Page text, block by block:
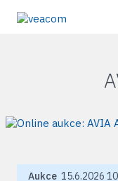
Aukce 15.6.2026